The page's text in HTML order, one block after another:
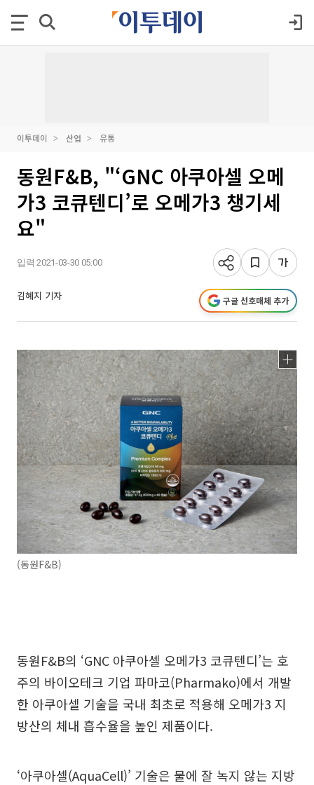
이투데이 산업 유통
동원F&B, "‘GNC 아쿠아셀 오메
가3 코큐텐디’로 오메가3 챙기세
요"
입력 2021-03-30 05:00
김혜지 기자 구글 선호매체 추가
(동원F&B)
동원F&B의 ‘GNC 아쿠아셀 오메가3 코큐텐디’는 호
주의 바이오테크 기업 파마코(Pharmako)에서 개발
한 아쿠아셀 기술을 국내 최초로 적용해 오메가3 지
방산의 체내 흡수율을 높인 제품이다.
‘아쿠아셀(AquaCell)’ 기술은 물에 잘 녹지 않는 지방